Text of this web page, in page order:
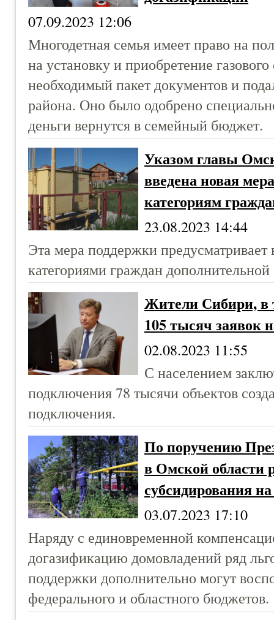
07.09.2023 12:06
Многодетная семья имеет право на
на установку и приобретение
необходимый пакет документов и
района. Оно было одобрено
деньги вернутся в семейный бюджет.
Указом главы
введена новая
категориям
23.08.2023 14:44
Эта мера поддержки
категориями граждан
Жители Сибири, в
105 тысяч заявок
02.08.2023 11:55
С населением
подключения 78 тысячи объектов
подключения.
По поручению
в Омской области
субсидирования
03.07.2023 17:10
Наряду с единовременной
догазификацию домовладений ряд
поддержки дополнительно могут
федерального и областного бюджетов.